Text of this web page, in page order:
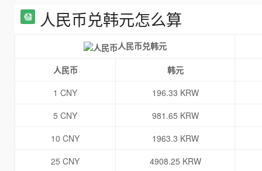
人民币兑韩元怎么算
人民币兑韩元
人民币
韩元
1 CNY
196.33 KRW
5 CNY
981.65 KRW
10 CNY
1963.3 KRW
25 CNY
4908.25 KRW